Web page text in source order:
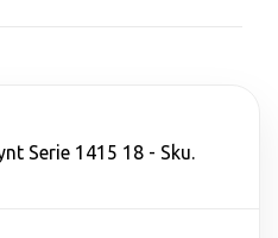
Serie 1415 18 - Sku.